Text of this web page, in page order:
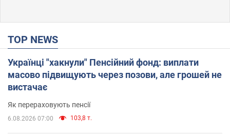
TOP NEWS
Українці "хакнули" Пенсійний фонд: виплати
масово підвищують через позови, але грошей не
вистачає
Як перераховують пенсії
6.08.2026 07:00 103,8 т.